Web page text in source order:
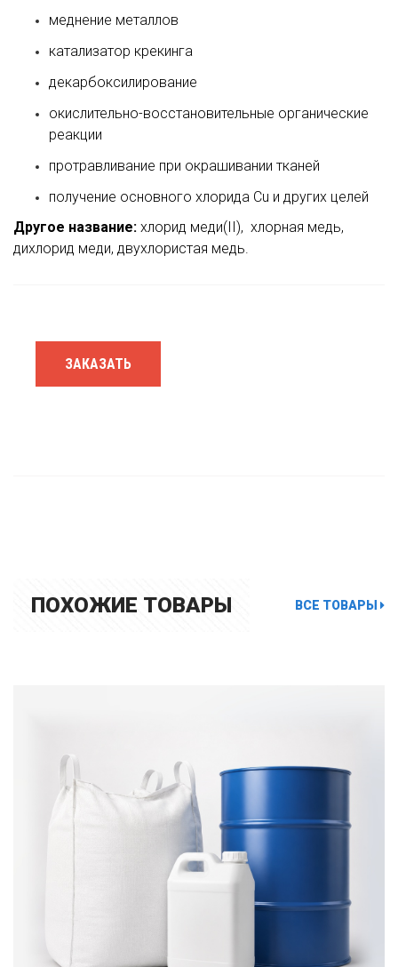
меднение металлов
катализатор крекинга
декарбоксилирование
окислительно-восстановительные органические
реакции
протравливание при окрашивании тканей
получение основного хлорида Cu и других целей
Другое название: хлорид меди(II), хлорная медь,
дихлорид меди, двухлористая медь.
ЗАКАЗАТЬ
ПОХОЖИЕ ТОВАРЫ ВСЕ ТОВАРЫ